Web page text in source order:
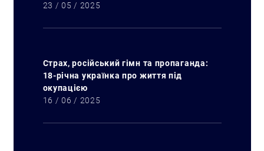
23 / 05 / 2025
Страх, російський гімн та пропаганда:
18-річна українка про життя під
окупацією
16 / 06 / 2025